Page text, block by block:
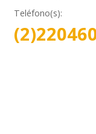
Teléfono(s):